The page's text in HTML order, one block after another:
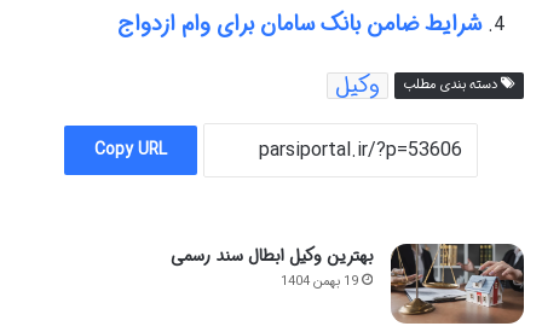
شرایط ضامن بانک سامان برای وام ازدواج
دسته بندی مطلب وکیل
Copy URL
بهترین وکیل ابطال سند رسمی
19 بهمن 1404